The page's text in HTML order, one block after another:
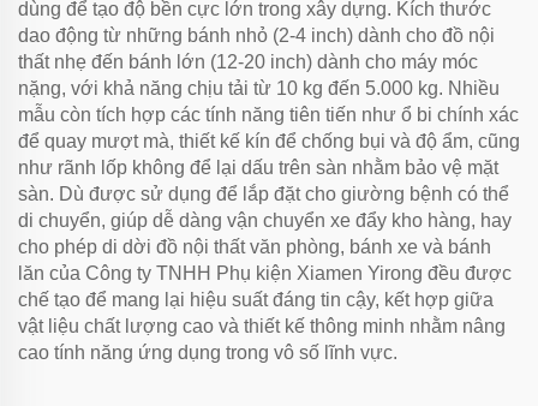
dùng để tạo độ bền cực lớn trong xây dựng. Kích thước
dao động từ những bánh nhỏ (2-4 inch) dành cho đồ nội
thất nhẹ đến bánh lớn (12-20 inch) dành cho máy móc
nặng, với khả năng chịu tải từ 10 kg đến 5.000 kg. Nhiều
mẫu còn tích hợp các tính năng tiên tiến như ổ bi chính xác
để quay mượt mà, thiết kế kín để chống bụi và độ ẩm, cũng
như rãnh lốp không để lại dấu trên sàn nhằm bảo vệ mặt
sàn. Dù được sử dụng để lắp đặt cho giường bệnh có thể
di chuyển, giúp dễ dàng vận chuyển xe đẩy kho hàng, hay
cho phép di dời đồ nội thất văn phòng, bánh xe và bánh
lăn của Công ty TNHH Phụ kiện Xiamen Yirong đều được
chế tạo để mang lại hiệu suất đáng tin cậy, kết hợp giữa
vật liệu chất lượng cao và thiết kế thông minh nhằm nâng
cao tính năng ứng dụng trong vô số lĩnh vực.